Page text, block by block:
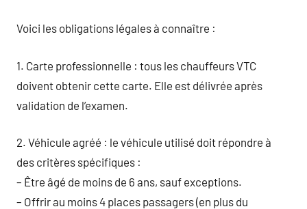
Voici les obligations légales à connaître :
1. Carte professionnelle : tous les chauffeurs VTC
doivent obtenir cette carte. Elle est délivrée après
validation de l’examen.
2. Véhicule agréé : le véhicule utilisé doit répondre à
des critères spécifiques :
– Être âgé de moins de 6 ans, sauf exceptions.
– Offrir au moins 4 places passagers (en plus du